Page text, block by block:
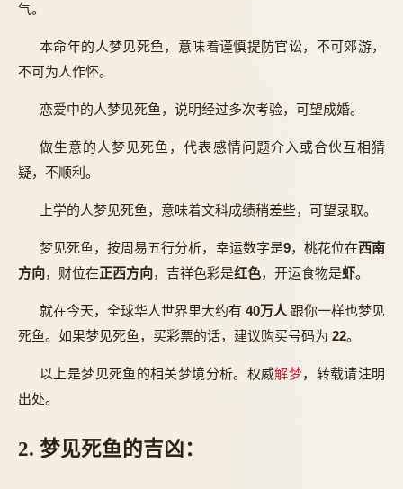
气。
本命年的人梦见死鱼，意味着谨慎提防官讼，不可郊游，
不可为人作怀。
恋爱中的人梦见死鱼，说明经过多次考验，可望成婚。
做生意的人梦见死鱼，代表感情问题介入或合伙互相猜
疑，不顺利。
上学的人梦见死鱼，意味着文科成绩稍差些，可望录取。
梦见死鱼，按周易五行分析，幸运数字是9，桃花位在西南
方向，财位在正西方向，吉祥色彩是红色，开运食物是虾。
就在今天，全球华人世界里大约有 40万人 跟你一样也梦见
死鱼。如果梦见死鱼，买彩票的话，建议购买号码为 22。
以上是梦见死鱼的相关梦境分析。权威解梦，转载请注明
出处。
2. 梦见死鱼的吉凶：